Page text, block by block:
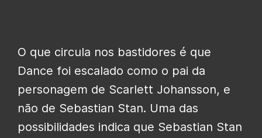
O que circula nos bastidores é que
Dance foi escalado como o pai da
personagem de Scarlett Johansson, e
não de Sebastian Stan. Uma das
possibilidades indica que Sebastian Stan